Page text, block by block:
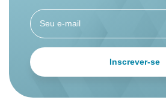
Inscrever-se